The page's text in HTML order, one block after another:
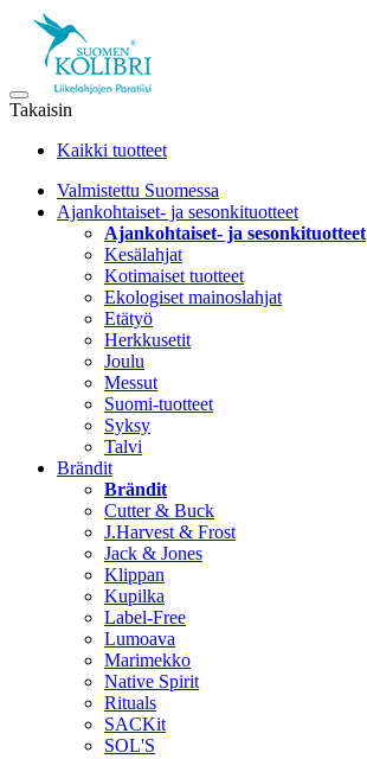
Takaisin
Kaikki tuotteet
Valmistettu Suomessa
Ajankohtaiset- ja sesonkituotteet
Ajankohtaiset- ja sesonkituotteet
Kesälahjat
Kotimaiset tuotteet
Ekologiset mainoslahjat
Etätyö
Herkkusetit
Joulu
Messut
Suomi-tuotteet
Syksy
Talvi
Brändit
Brändit
Cutter & Buck
J.Harvest & Frost
Jack & Jones
Klippan
Kupilka
Label-Free
Lumoava
Marimekko
Native Spirit
Rituals
SACKit
SOL'S